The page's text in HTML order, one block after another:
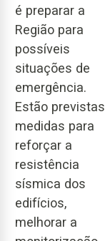
é preparar a
Região para
possíveis
situações de
emergência.
Estão previstas
medidas para
reforçar a
resistência
sísmica dos
edifícios,
melhorar a